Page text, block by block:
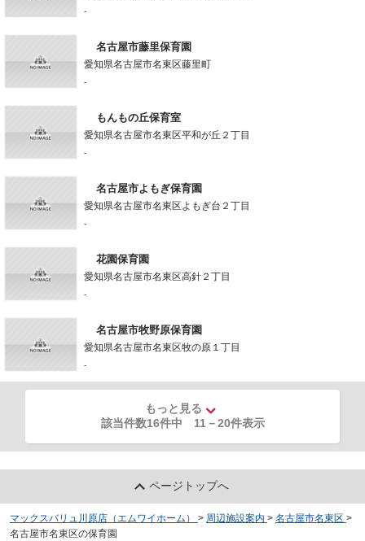
-
名古屋市藤里保育園
愛知県名古屋市名東区藤里町
-
もんもの丘保育室
愛知県名古屋市名東区平和が丘２丁目
-
名古屋市よもぎ保育園
愛知県名古屋市名東区よもぎ台２丁目
-
花園保育園
愛知県名古屋市名東区高針２丁目
-
名古屋市牧野原保育園
愛知県名古屋市名東区牧の原１丁目
-
もっと見る
該当件数16件中 11 －20件表示
ページトップへ
マックスバリュ川原店（エムワイホーム） > 周辺施設案内 > 名古屋市名東区 >
名古屋市名東区の保育園